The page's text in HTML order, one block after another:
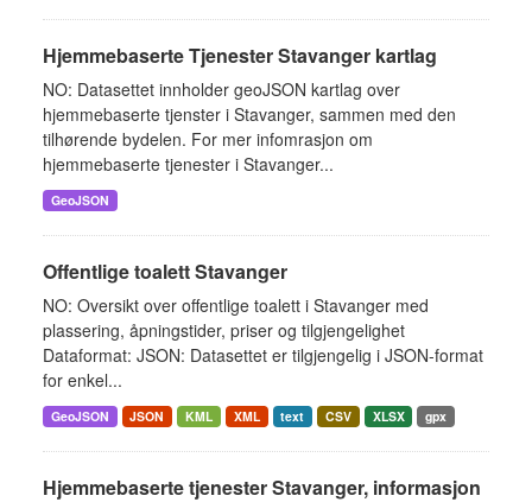
Hjemmebaserte Tjenester Stavanger kartlag
NO: Datasettet innholder geoJSON kartlag over
hjemmebaserte tjenster i Stavanger, sammen med den
tilhørende bydelen. For mer infomrasjon om
hjemmebaserte tjenester i Stavanger...
GeoJSON
Offentlige toalett Stavanger
NO: Oversikt over offentlige toalett i Stavanger med
plassering, åpningstider, priser og tilgjengelighet
Dataformat: JSON: Datasettet er tilgjengelig i JSON-format
for enkel...
GeoJSON JSON KML XML text CSV XLSX gpx
Hjemmebaserte tjenester Stavanger, informasjon